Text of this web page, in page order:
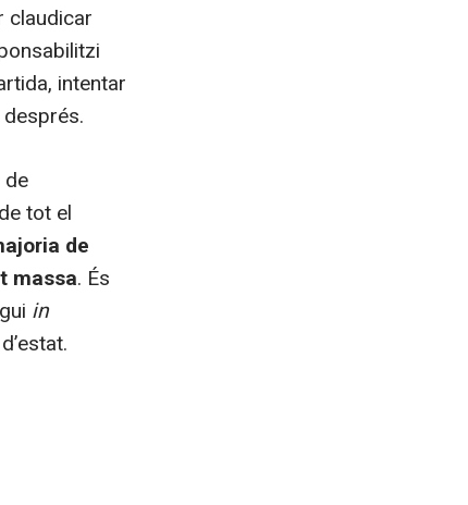
claudicar
intentar
de
tot el
de
massa. És
in